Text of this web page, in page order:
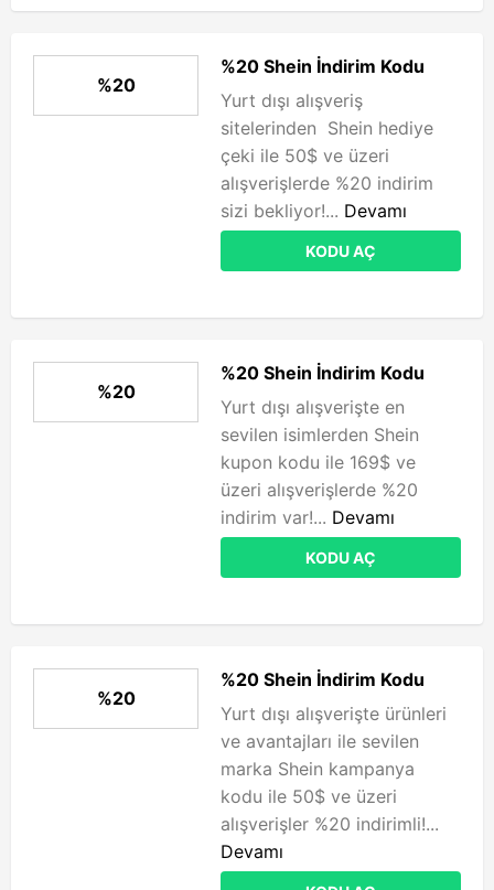
%20
%20 Shein İndirim Kodu
Yurt dışı alışveriş
sitelerinden Shein hediye
çeki ile 50$ ve üzeri
alışverişlerde %20 indirim
sizi bekliyor!... Devamı
KODU AÇ
%20
%20 Shein İndirim Kodu
Yurt dışı alışverişte en
sevilen isimlerden Shein
kupon kodu ile 169$ ve
üzeri alışverişlerde %20
indirim var!... Devamı
KODU AÇ
%20
%20 Shein İndirim Kodu
Yurt dışı alışverişte ürünleri
ve avantajları ile sevilen
marka Shein kampanya
kodu ile 50$ ve üzeri
alışverişler %20 indirimli!...
Devamı